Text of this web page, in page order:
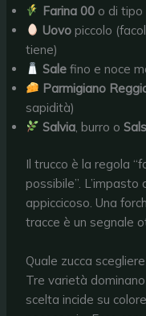
Farina 00 o di tipo
Uovo piccolo
tiene)
Sale fino e noce
Parmigiano
sapidità)
Salvia, burro o
Il trucco è la regola
possibile”.
appiccicoso. Una
tracce è un segnale
Quale zucca
Tre varietà
scelta incide su